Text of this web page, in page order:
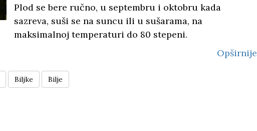
Plod se bere ručno, u septembru i oktobru kada
sazreva, suši se na suncu ili u sušarama, na
maksimalnoj temperaturi do 80 stepeni.
Opširnije
Biljke Bilje